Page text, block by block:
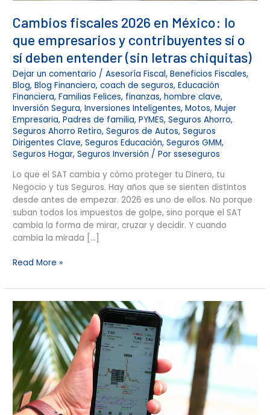
Cambios fiscales 2026 en México: lo
que empresarios y contribuyentes sí o
sí deben entender (sin letras chiquitas)
Dejar un comentario /Asesoría Fiscal,Beneficios Fiscales,
Blog,Blog Financiero,coach de seguros,Educación
Financiera,Familias Felices, finanzas,hombre clave,
Inversión Segura,Inversiones Inteligentes,Motos,Mujer
Empresaria,Padres de familia,PYMES,Seguros Ahorro,
Seguros Ahorro Retiro,Seguros de Autos,Seguros
Dirigentes Clave,Seguros Educación,Seguros GMM,
Seguros Hogar,Seguros Inversión / Porsseseguros
Lo que el SAT cambia y cómo proteger tu Dinero, tu
Negocio y tus Seguros. Hay años que se sienten distintos
desde antes de empezar. 2026 es uno de ellos. No porque
suban todos los impuestos de golpe, sino porque el SAT
cambia la forma de mirar, cruzar y decidir. Y cuando
cambia la mirada […]
sí
deben
entender
(sin
letras
chiquitas)
Read More »
¿Cómo
invertir
sin
complicarte
la
vida…
y
sin
poner